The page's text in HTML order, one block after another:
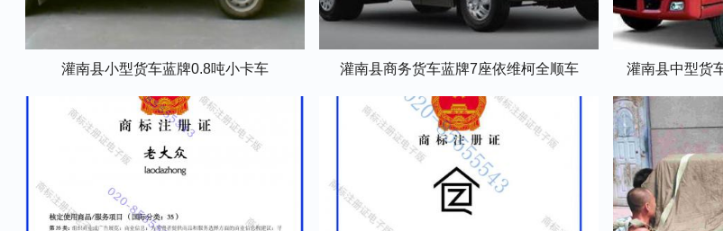
灌南县小型货车蓝牌0.8吨小卡车 灌南县商务货车蓝牌7座依维柯全顺车 灌南县中型货